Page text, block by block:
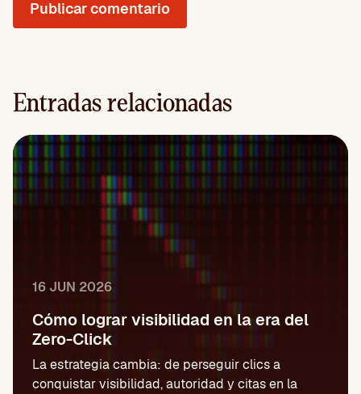
Entradas relacionadas
16 JUN 2026
Cómo lograr visibilidad en la era del
Zero-Click
La estrategia cambia: de perseguir clics a
conquistar visibilidad, autoridad y citas en la